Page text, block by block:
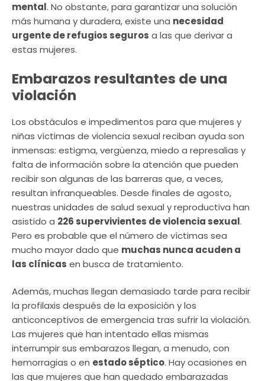
mental. No obstante, para garantizar una solución
más humana y duradera, existe una necesidad
urgente de refugios seguros a las que derivar a
estas mujeres.
Embarazos resultantes de una
violación
Los obstáculos e impedimentos para que mujeres y
niñas víctimas de violencia sexual reciban ayuda son
inmensas: estigma, vergüenza, miedo a represalias y
falta de información sobre la atención que pueden
recibir son algunas de las barreras que, a veces,
resultan infranqueables. Desde finales de agosto,
nuestras unidades de salud sexual y reproductiva han
asistido a 226 supervivientes de violencia sexual.
Pero es probable que el número de víctimas sea
mucho mayor dado que muchas nunca acuden a
las clínicas en busca de tratamiento.
Además, muchas llegan demasiado tarde para recibir
la profilaxis después de la exposición y los
anticonceptivos de emergencia tras sufrir la violación.
Las mujeres que han intentado ellas mismas
interrumpir sus embarazos llegan, a menudo, con
hemorragias o en estado séptico. Hay ocasiones en
las que mujeres que han quedado embarazadas